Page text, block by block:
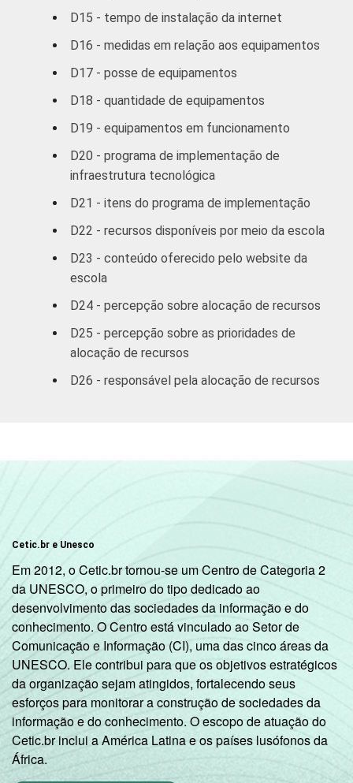
D15 - tempo de instalação da internet
D16 - medidas em relação aos equipamentos
D17 - posse de equipamentos
D18 - quantidade de equipamentos
D19 - equipamentos em funcionamento
D20 - programa de implementação de
infraestrutura tecnológica
D21 - itens do programa de implementação
D22 - recursos disponíveis por meio da escola
D23 - conteúdo oferecido pelo website da
escola
D24 - percepção sobre alocação de recursos
D25 - percepção sobre as prioridades de
alocação de recursos
D26 - responsável pela alocação de recursos
Cetic.br e Unesco
Em 2012, o Cetic.br tornou-se um Centro de Categoria 2
da UNESCO, o primeiro do tipo dedicado ao
desenvolvimento das sociedades da informação e do
conhecimento. O Centro está vinculado ao Setor de
Comunicação e Informação (CI), uma das cinco áreas da
UNESCO. Ele contribui para que os objetivos estratégicos
da organização sejam atingidos, fortalecendo seus
esforços para monitorar a construção de sociedades da
informação e do conhecimento. O escopo de atuação do
Cetic.br inclui a América Latina e os países lusófonos da
África.